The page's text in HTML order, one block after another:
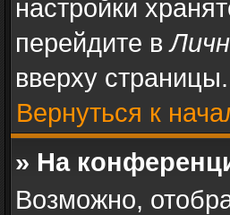
настройки
перейдите в
вверху
Вернуться к
» На
Возможно,